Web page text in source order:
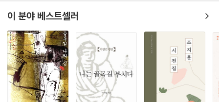
이 분야 베스트셀러